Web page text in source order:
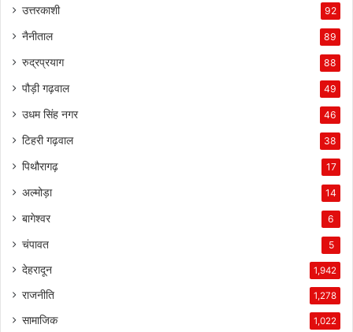
उत्तरकाशी 92
नैनीताल 89
रुद्रप्रयाग 88
पौड़ी गढ़वाल 49
उधम सिंह नगर 46
टिहरी गढ़वाल 38
पिथौरागढ़ 17
अल्मोड़ा 14
बागेश्वर 6
चंपावत 5
देहरादून 1,942
राजनीति 1,278
सामाजिक 1,022